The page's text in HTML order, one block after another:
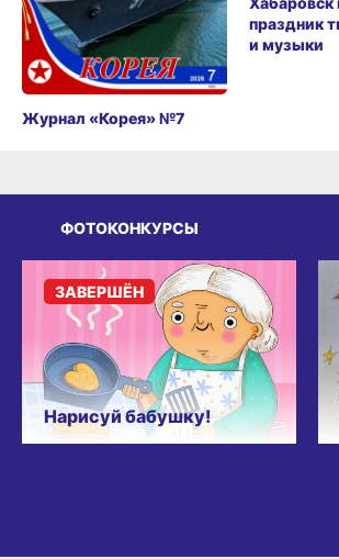
Журнал «Корея» №7
праздник
и музыки
ФОТОКОНКУРСЫ
Нарисуй бабушку!
ЗАВЕРШЁН